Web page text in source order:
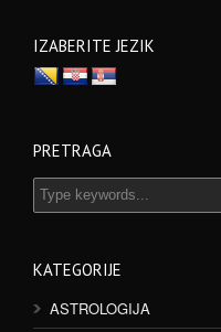
IZABERITE JEZIK
PRETRAGA
KATEGORIJE
ASTROLOGIJA